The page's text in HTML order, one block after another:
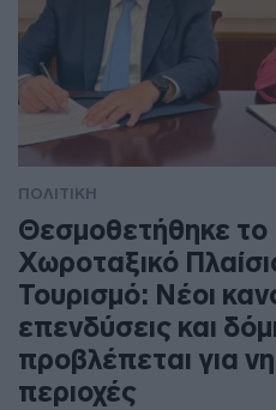
ΠΟΛΙΤΙΚΗ
Θεσμοθετήθηκε το
Χωροταξικό
Τουρισμό: Νέοι
επενδύσεις και
προβλέπεται για
περιοχές